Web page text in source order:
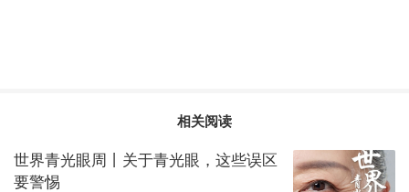
相关阅读
世界青光眼周丨关于青光眼，这些误区
要警惕